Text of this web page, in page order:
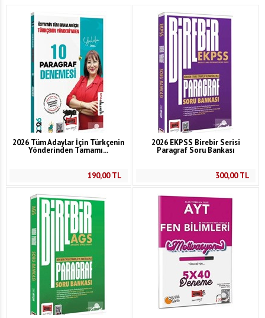
2026 Tüm Adaylar İçin Türkçenin
Yönderinden Tamamı...
190,00TL
2026 EKPSS Birebir Serisi
Paragraf Soru Bankası
300,00TL